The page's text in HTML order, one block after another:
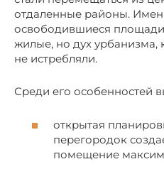
отдаленные районы.
освободившиеся площади
жилые, но дух
не истребляли.
Среди его особенностей
открытая
перегородок
помещение